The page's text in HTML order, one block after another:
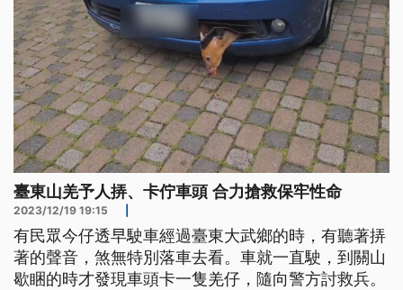
臺東山羌予人挵、卡佇車頭 合力搶救保牢性命
2023/12/19 19:15
有民眾今仔透早駛車經過臺東大武鄉的時，有聽著挵
著的聲音，煞無特別落車去看。車就一直駛，到關山
歇睏的時才發現車頭卡一隻羌仔，隨向警方討救兵。